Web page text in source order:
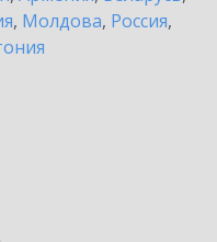
, Молдова, Россия,